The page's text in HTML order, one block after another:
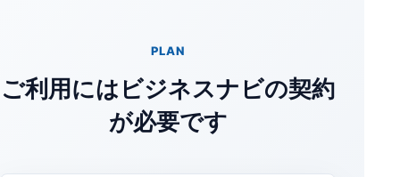
PLAN
ご利用にはビジネスナビの契約
が必要です